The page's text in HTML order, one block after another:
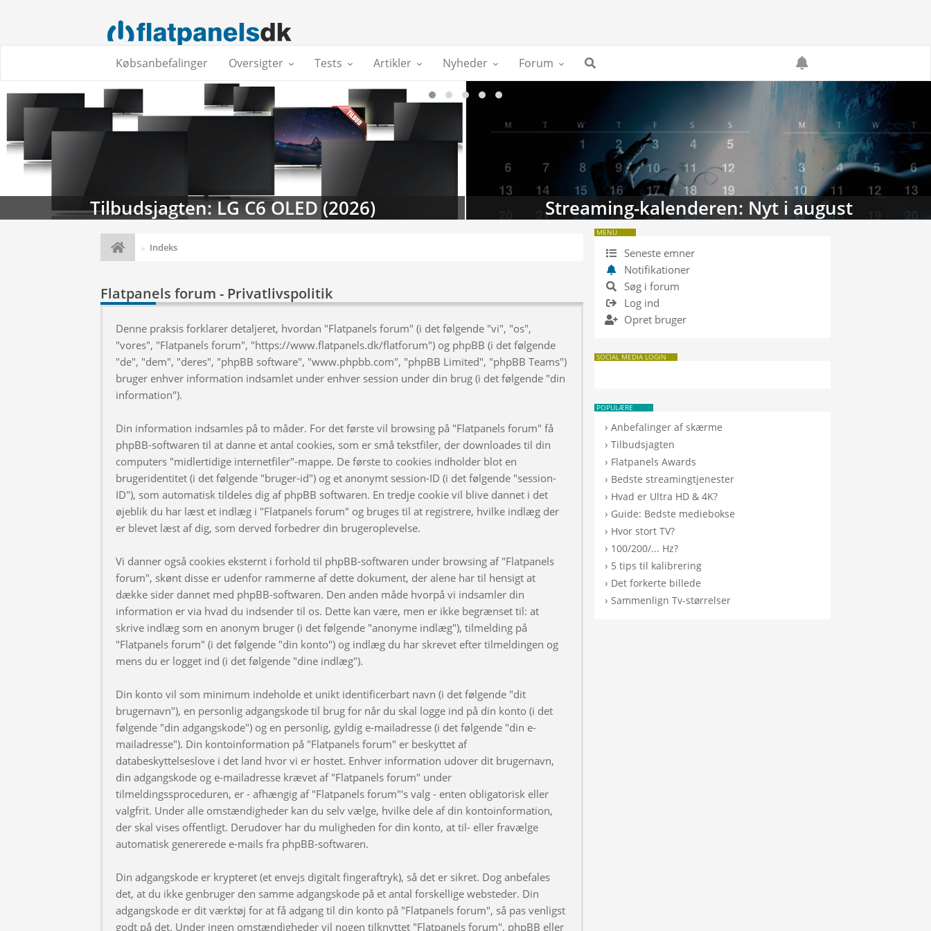
Købsanbefalinger Oversigter Tests Artikler Nyheder Forum
Tilbudsjagten: LG C6 OLED (2026) Streaming-kalenderen: Nyt i august
Indeks
Flatpanels forum - Privatlivspolitik
Denne praksis forklarer detaljeret, hvordan "Flatpanels forum" (i det følgende "vi", "os",
"vores", "Flatpanels forum", "https://www.flatpanels.dk/flatforum") og phpBB (i det følgende
"de", "dem", "deres", "phpBB software", "www.phpbb.com", "phpBB Limited", "phpBB Teams")
bruger enhver information indsamlet under enhver session under din brug (i det følgende "din
information").
Din information indsamles på to måder. For det første vil browsing på "Flatpanels forum" få
phpBB-softwaren til at danne et antal cookies, som er små tekstfiler, der downloades til din
computers "midlertidige internetfiler"-mappe. De første to cookies indholder blot en
brugeridentitet (i det følgende "bruger-id") og et anonymt session-ID (i det følgende "session-
ID"), som automatisk tildeles dig af phpBB softwaren. En tredje cookie vil blive dannet i det
øjeblik du har læst et indlæg i "Flatpanels forum" og bruges til at registrere, hvilke indlæg der
er blevet læst af dig, som derved forbedrer din brugeroplevelse.
Vi danner også cookies eksternt i forhold til phpBB-softwaren under browsing af "Flatpanels
forum", skønt disse er udenfor rammerne af dette dokument, der alene har til hensigt at
dække sider dannet med phpBB-softwaren. Den anden måde hvorpå vi indsamler din
information er via hvad du indsender til os. Dette kan være, men er ikke begrænset til: at
skrive indlæg som en anonym bruger (i det følgende "anonyme indlæg"), tilmelding på
"Flatpanels forum" (i det følgende "din konto") og indlæg du har skrevet efter tilmeldingen og
mens du er logget ind (i det følgende "dine indlæg").
Din konto vil som minimum indeholde et unikt identificerbart navn (i det følgende "dit
brugernavn"), en personlig adgangskode til brug for når du skal logge ind på din konto (i det
følgende "din adgangskode") og en personlig, gyldig e-mailadresse (i det følgende "din e-
mailadresse"). Din kontoinformation på "Flatpanels forum" er beskyttet af
databeskyttelseslove i det land hvor vi er hostet. Enhver information udover dit brugernavn,
din adgangskode og e-mailadresse krævet af "Flatpanels forum" under
tilmeldingssproceduren, er - afhængig af "Flatpanels forum"'s valg - enten obligatorisk eller
valgfrit. Under alle omstændigheder kan du selv vælge, hvilke dele af din kontoinformation,
der skal vises offentligt. Derudover har du muligheden for din konto, at til- eller fravælge
automatisk genererede e-mails fra phpBB-softwaren.
Din adgangskode er krypteret (et envejs digitalt fingeraftryk), så det er sikret. Dog anbefales
det, at du ikke genbruger den samme adgangskode på et antal forskellige websteder. Din
adgangskode er dit værktøj for at få adgang til din konto på "Flatpanels forum", så pas venligst
godt på det. Under ingen omstændigheder vil nogen tilknyttet "Flatpanels forum", phpBB eller
MENU
Seneste emner
Notifikationer
Søg i forum
Log ind
Opret bruger
SOCIAL MEDIA LOGIN
POPULÆRE
›Anbefalinger af skærme
›Tilbudsjagten
› Flatpanels Awards
› Bedste streamingtjenester
› Hvad er Ultra HD & 4K?
› Guide: Bedste mediebokse
› Hvor stort TV?
› 100/200/... Hz?
› 5 tips til kalibrering
› Det forkerte billede
›Sammenlign Tv-størrelser